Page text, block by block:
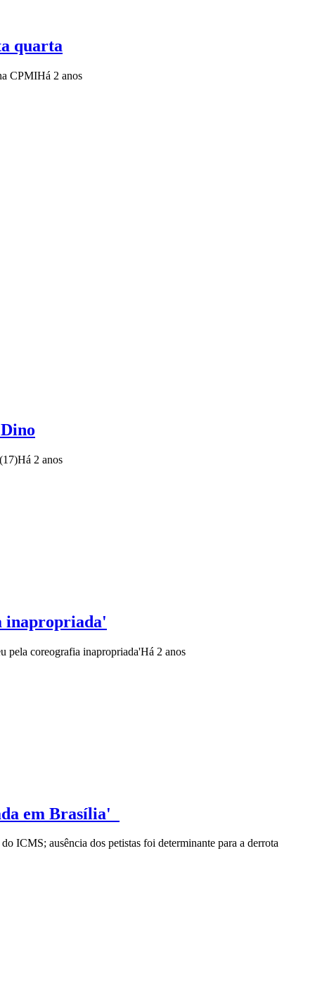
quarta
CPMIHá 2 anos
Há 2 anos
inapropriada'
pela coreografia inapropriada'Há 2 anos
em Brasília'
ICMS; ausência dos petistas foi determinante para a derrota